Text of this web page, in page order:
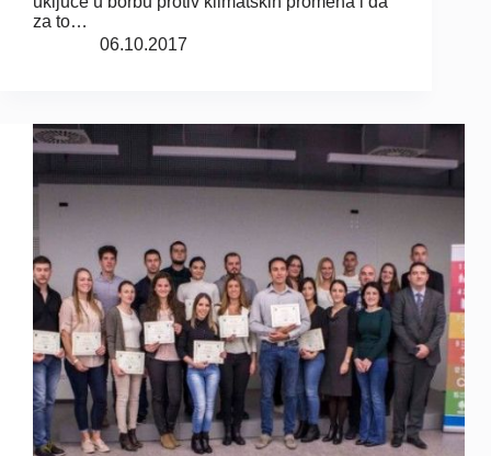
za to…
06.10.2017